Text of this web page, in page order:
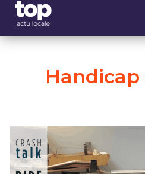
Panneau de gestion des